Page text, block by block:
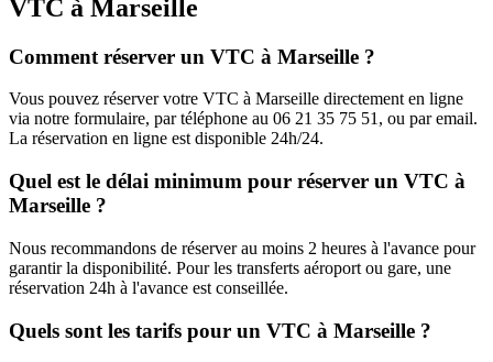
VTC à Marseille
Comment réserver un VTC à Marseille ?
Vous pouvez réserver votre VTC à Marseille directement en ligne
via notre formulaire, par téléphone au 06 21 35 75 51, ou par email.
La réservation en ligne est disponible 24h/24.
Quel est le délai minimum pour réserver un VTC à
Marseille ?
Nous recommandons de réserver au moins 2 heures à l'avance pour
garantir la disponibilité. Pour les transferts aéroport ou gare, une
réservation 24h à l'avance est conseillée.
Quels sont les tarifs pour un VTC à Marseille ?